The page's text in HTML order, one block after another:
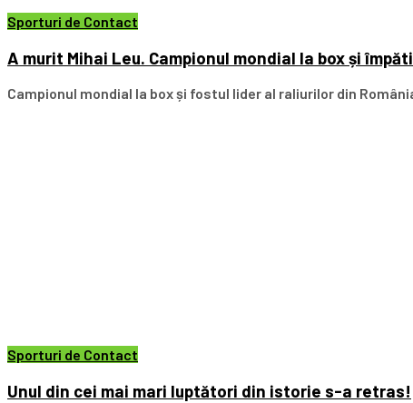
Sporturi de Contact
A murit Mihai Leu. Campionul mondial la box și
Campionul mondial la box și fostul lider al raliurilor din
Sporturi de Contact
Unul din cei mai mari luptători din istorie s-a retras!